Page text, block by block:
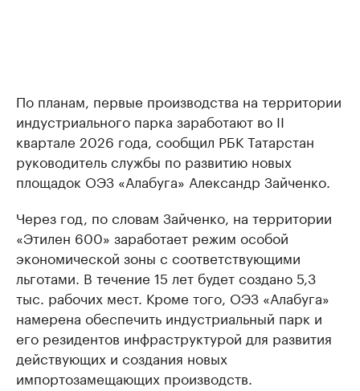
По планам, первые производства на территории
индустриального парка заработают во II
квартале 2026 года, сообщил РБК Татарстан
руководитель службы по развитию новых
площадок ОЭЗ «Алабуга» Александр Зайченко.
Через год, по словам Зайченко, на территории
«Этилен 600» заработает режим особой
экономической зоны с соответствующими
льготами. В течение 15 лет будет создано 5,3
тыс. рабочих мест. Кроме того, ОЭЗ «Алабуга»
намерена обеспечить индустриальный парк и
его резидентов инфраструктурой для развития
действующих и создания новых
импортозамещающих производств.